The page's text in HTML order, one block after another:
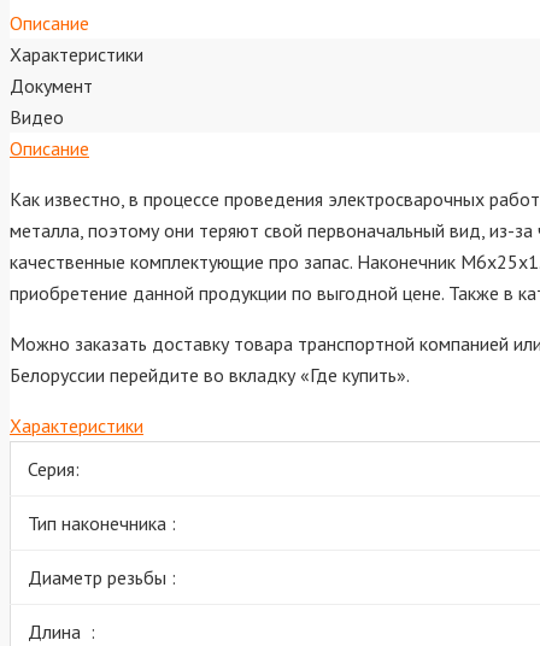
Описание
Характеристики
Документ
Видео
Описание
Как известно, в процессе проведения электросварочных
металла, поэтому они теряют свой первоначальный вид, из-
качественные комплектующие про запас. Наконечник
приобретение данной продукции по выгодной цене. Также в
Можно заказать доставку товара транспортной компанией
Белоруссии перейдите во вкладку «Где купить».
Характеристики
Серия:
Тип наконечника :
Диаметр резьбы :
Длина :